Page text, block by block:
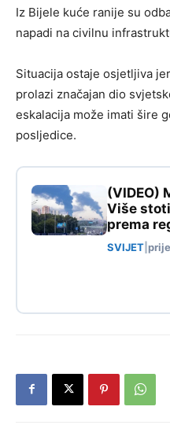
Iz Bijele kuće ranije su
napadi na civilnu
Situacija ostaje osjetljiva
prolazi značajan dio
eskalacija može imati šire
posljedice.
(VIDEO)
Više
prema
SVIJET